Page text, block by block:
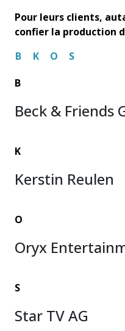
Pour leurs clients,
confier la production
B
K O
S
B
Beck & Friends
K
Kerstin Reulen
O
Oryx
S
Star TV AG